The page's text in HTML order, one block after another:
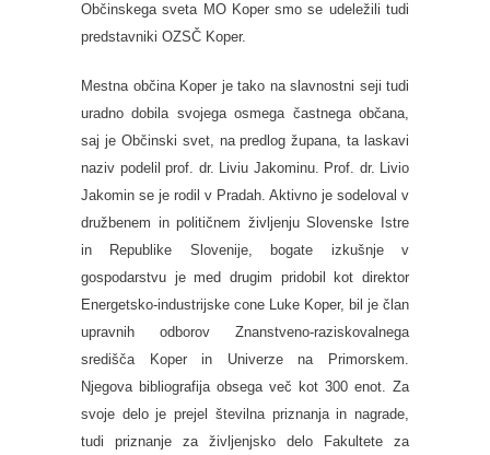
Občinskega sveta MO Koper smo se udeležili tudi
predstavniki OZSČ Koper.
Mestna občina Koper je tako na slavnostni seji tudi
uradno dobila svojega osmega častnega občana,
saj je Občinski svet, na predlog župana, ta laskavi
naziv podelil prof. dr. Liviu Jakominu. Prof. dr. Livio
Jakomin se je rodil v Pradah. Aktivno je sodeloval v
družbenem in političnem življenjuS lovenske Istre
in Republike Slovenije, bogate izkušnje v
gospodarstvu je med drugim pridobil kot direktor
Energetsko-industrijske cone Luke Koper, bil je član
upravnih odborov Znanstveno-raziskovalnega
središča Koper in Univerze na Primorskem.
Njegova bibliografija obsega več kot 300 enot. Za
svoje delo je prejel številna priznanja in nagrade,
tudi priznanje za življenjsko delo Fakultete za